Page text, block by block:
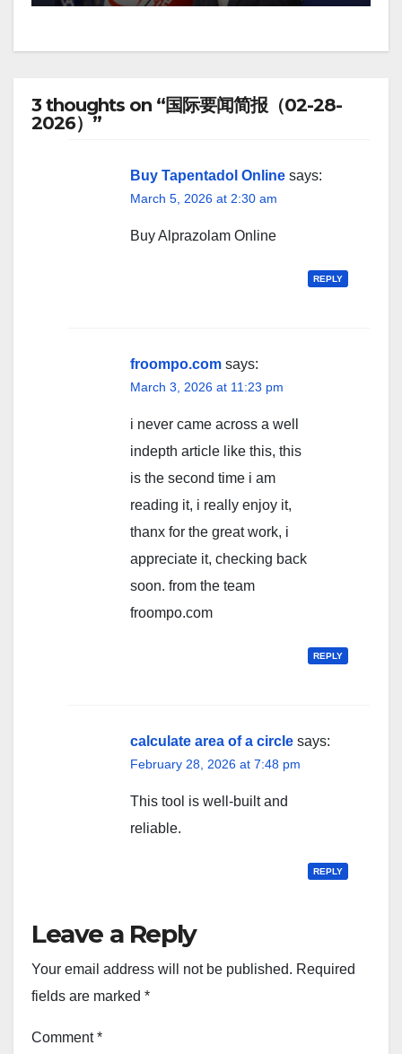
3 thoughts on “国际要闻简报（02-28-
2026）”
Buy Tapentadol Online says:
March 5, 2026 at 2:30 am
Buy Alprazolam Online
REPLY
froompo.com says:
March 3, 2026 at 11:23 pm
i never came across a well
indepth article like this, this
is the second time i am
reading it, i really enjoy it,
thanx for the great work, i
appreciate it, checking back
soon. from the team
froompo.com
REPLY
calculate area of a circle says:
February 28, 2026 at 7:48 pm
This tool is well-built and
reliable.
REPLY
Leave a Reply
Your email address will not be published. Required
fields are marked *
Comment*